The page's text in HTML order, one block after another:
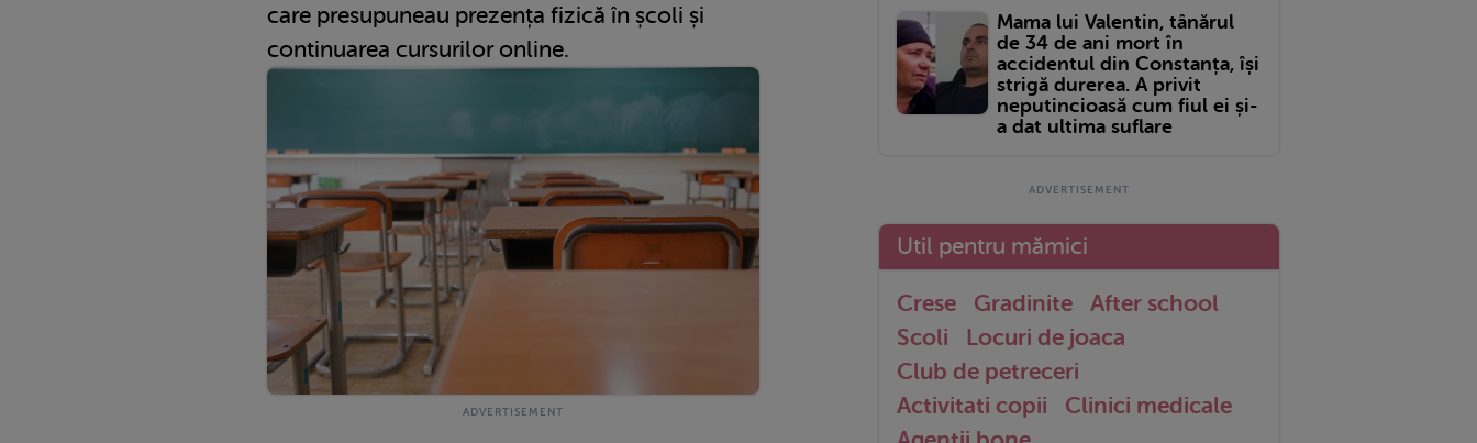
care presupuneau prezența fizică în școli și
continuarea cursurilor online.
Mama lui Valentin, tânărul
de 34 de ani mort în
accidentul din Constanța, își
strigă durerea. A privit
neputincioasă cum fiul ei și-
a dat ultima suflare
Util pentru mămici
Crese Gradinite
After school
Scoli
Locuri de joaca
Club de petreceri
Activitati copii
Clinici medicale